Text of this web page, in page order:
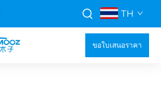
TH
ขอใบเสนอราคา